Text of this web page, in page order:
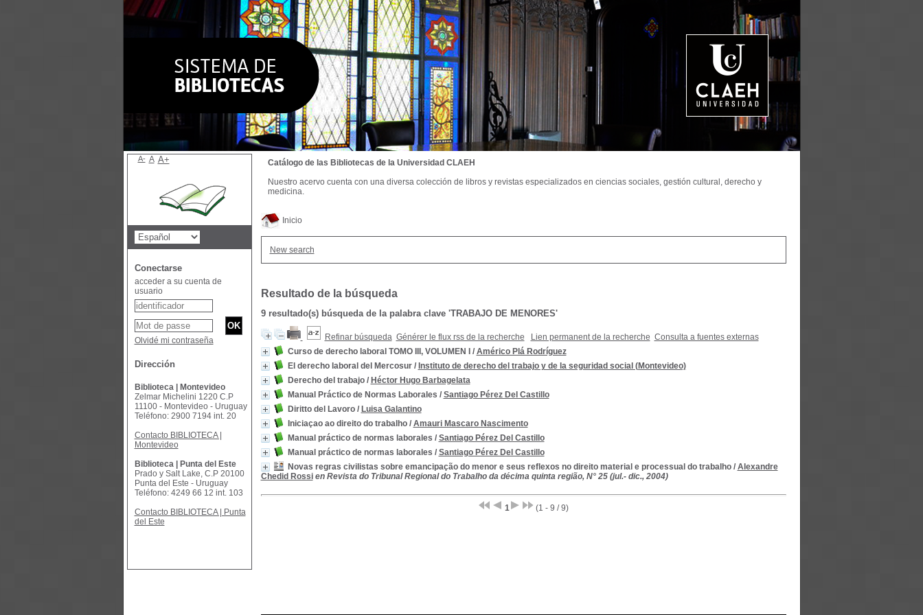
Inicio
New search
Resultado de la búsqueda
9 resultado(s) búsqueda de la palabra clave 'TRABAJO DE MENORES'
Refinar búsqueda Générer le flux rss de la recherche Lien permanent de la recherche Consulta a fuentes externas
Curso de derecho laboral TOMO III, VOLUMEN I
/ Américo Plá Rodríguez
El derecho laboral del Mercosur/ Instituto de derecho del trabajo y de la seguridad social (Montevideo)
Derecho del trabajo/ Héctor Hugo Barbagelata
Manual Práctico de Normas Laborales / Santiago Pérez Del Castillo
Diritto del Lavoro/ Luisa Galantino
Iniciaçao ao direito do trabalho/ Amauri Mascaro Nascimento
Manual práctico de normas laborales / Santiago Pérez Del Castillo
Manual práctico de normas laborales / Santiago Pérez Del Castillo
Novas regras civilistas sobre emancipação do menor e seus reflexos no direito material e processual do trabalho/ Alexandre
Chedid Rossi en Revista do Tribunal Regional do Trabalho da décima quinta região, N° 25 (jul.- dic., 2004)
1 (1 - 9 / 9)
Catálogo de las Bibliotecas de la Universidad CLAEH
Nuestro acervo cuenta con una diversa colección de libros y revistas especializados en ciencias sociales, gestión cultural, derecho y
medicina.
A- A A+
Conectarse
acceder a su cuenta de
usuario
Olvidé mi contraseña
Dirección
Biblioteca | Montevideo
Zelmar Michelini 1220 C.P
11100 - Montevideo - Uruguay
Teléfono: 2900 7194 int. 20
Contacto BIBLIOTECA |
Montevideo
Biblioteca | Punta del Este
Prado y Salt Lake, C.P 20100
Punta del Este - Uruguay
Teléfono: 4249 66 12 int. 103
Contacto BIBLIOTECA | Punta
del Este